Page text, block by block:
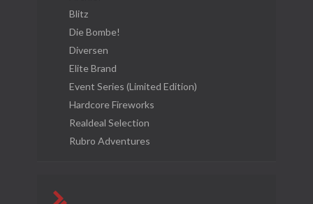
Blitz
Die Bombe!
Diversen
Elite Brand
Event Series (Limited Edition)
Hardcore Fireworks
Realdeal Selection
Rubro Adventures